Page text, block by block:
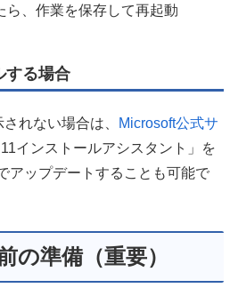
ら、作業を保存して再起動
する場合
れない場合は、
Microsoft公式サ
インストールアシスタント」を
アップデートすることも可能で
の準備（重要）